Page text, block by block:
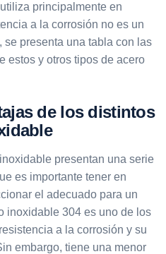
principalmente en
a la corrosión no es un
se presenta una tabla con las
estos y otros tipos de acero
de los distintos
presentan una serie
es importante tener en
el adecuado para un
inoxidable 304 es uno de los
a la corrosión y su
embargo, tiene una menor